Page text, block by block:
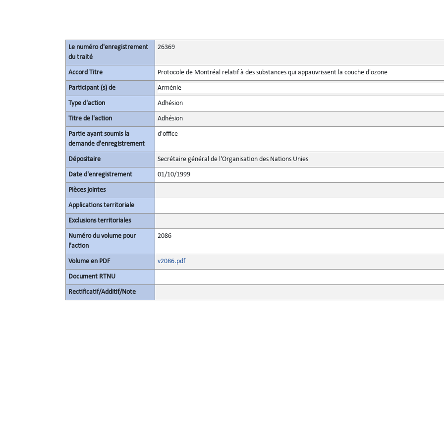
Le numéro d'enregistrement
du traité
26369
Accord Titre Protocole de Montréal relatif à des substances qui appauvrissent la couche d'ozone
Participant (s) de Arménie
Type d'action Adhésion
Titre de l'action Adhésion
Partie ayant soumis la
demande d’enregistrement
d'office
Dépositaire Secrétaire général de l'Organisation des Nations Unies
Date d'enregistrement 01/10/1999
Pièces jointes
Applications territoriale
Exclusions territoriales
Numéro du volume pour
l'action
2086
Volume en PDF v2086.pdf
Document RTNU
Rectificatif/Additif/Note